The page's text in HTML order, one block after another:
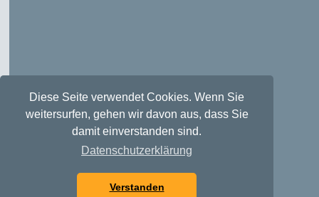
Diese Seite verwendet Cookies. Wenn Sie
weitersurfen, gehen wir davon aus, dass Sie
damit einverstanden sind.
Datenschutzerklärung
Verstanden